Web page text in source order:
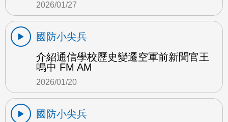
2026/01/27
國防小尖兵
介紹通信學校歷史變遷空軍前新聞官王
鳴中 FM AM
2026/01/20
國防小尖兵